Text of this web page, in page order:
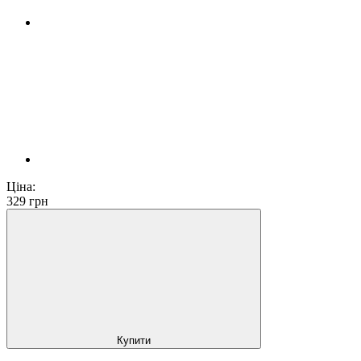
Ціна:
329 грн
Купити